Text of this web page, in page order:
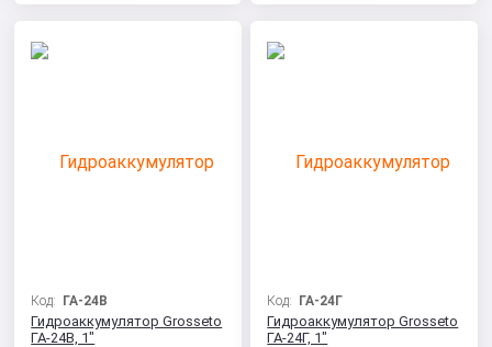
Код: ГА-24В
Гидроаккумулятор Grosseto
ГА-24В, 1"
Код: ГА-24Г
Гидроаккумулятор Grosseto
ГА-24Г, 1"